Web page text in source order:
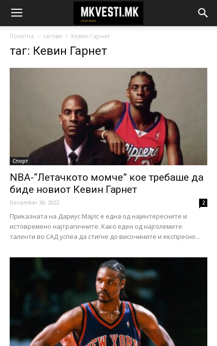
Почетна тагови Кевин Гарнет
таг: Кевин Гарнет
Спорт
NBA-“Летачкото момче” кое требаше да
биде новиот Кевин Гарнет
December 30, 2022 2
Приказната на Дариус Мајлс е една од најинтересните и
истовремено најтрагичните. Како еден од најголемите
таленти во САД успеа да стигне до височините и експресно...